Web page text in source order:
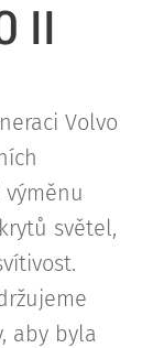
II
Volvo
světel,
aby byla